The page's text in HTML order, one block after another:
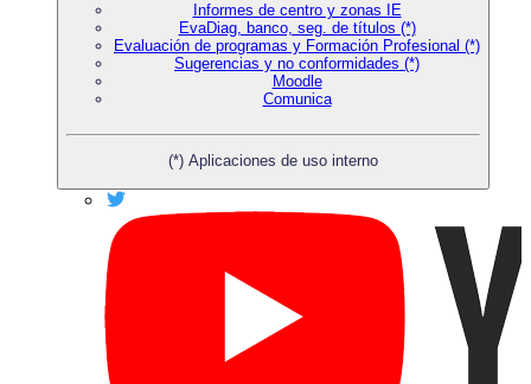
Informes de centro y zonas IE
EvaDiag, banco, seg. de títulos (*)
Evaluación de programas y Formación Profesional (*)
Sugerencias y no conformidades (*)
Moodle
Comunica
(*) Aplicaciones de uso interno